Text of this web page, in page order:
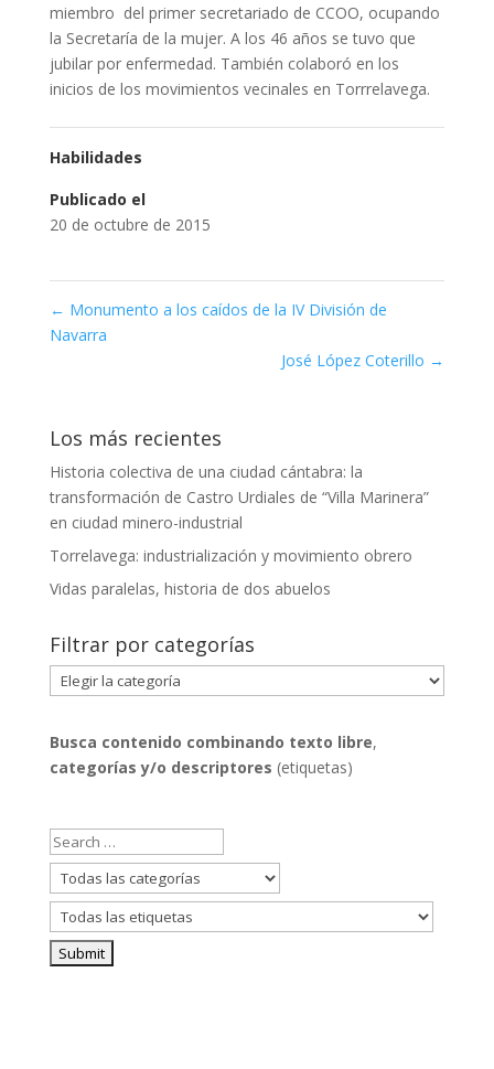
miembro del primer secretariado de CCOO, ocupando
la Secretaría de la mujer. A los 46 años se tuvo que
jubilar por enfermedad. También colaboró en los
inicios de los movimientos vecinales en Torrrelavega.
Habilidades
Publicado el
20 de octubre de 2015
← Monumento a los caídos de la IV División de
Navarra
José López Coterillo →
Los más recientes
Historia colectiva de una ciudad cántabra: la
transformación de Castro Urdiales de “Villa Marinera”
en ciudad minero-industrial
Torrelavega: industrialización y movimiento obrero
Vidas paralelas, historia de dos abuelos
Filtrar por categorías
Filtrar
por
Busca contenido combinando texto libre,
categorías y/o descriptores (etiquetas)